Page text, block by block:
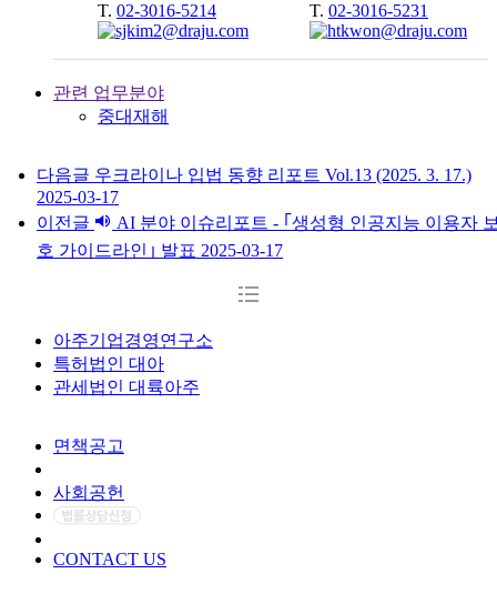
T. 02-3016-5214 T. 02-3016-5231
관련 업무분야
중대재해
다음글 우크라이나 입법 동향 리포트 Vol.13 (2025. 3. 17.)
2025-03-17
이전글
AI 분야 이슈리포트 - ｢생성형 인공지능 이용자
호 가이드라인｣ 발표 2025-03-17
아주기업경영연구소
특허법인 대아
관세법인 대륙아주
면책공고
사회공헌
CONTACT US